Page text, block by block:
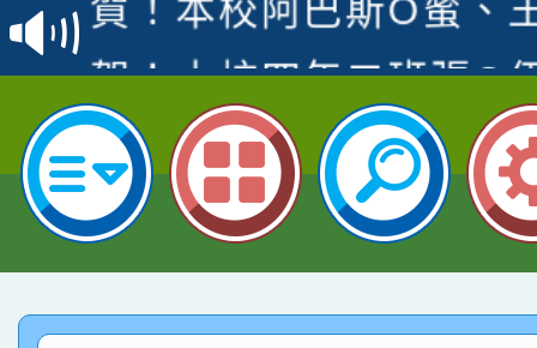
名
倩參加桃園市科展 國
名 指導老師王老師、
賀！本校四年二班張O
園市英語競賽國小朗讀
指導老師林老師
賀！本校參加桃園市中
賽 劉文瑛教師榮獲教
臺灣台語-第二名
賀！本校參與2026世
市賽榮獲科學小創客佳
創客第三名。
賀！本校參加桃園市中
賽 洪綺君教師榮獲社
賀！本校阿巴斯O蜜、